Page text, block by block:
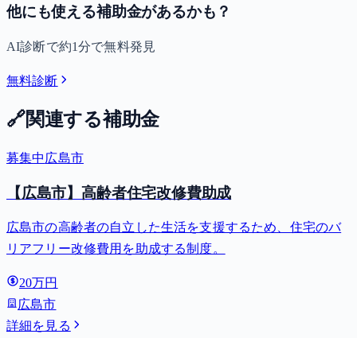
他にも使える補助金があるかも？
AI診断で約1分で無料発見
無料診断
🔗関連する補助金
募集中 広島市
【広島市】高齢者住宅改修費助成
広島市の高齢者の自立した生活を支援するため、住宅のバ
リアフリー改修費用を助成する制度。
20万円
広島市
詳細を見る